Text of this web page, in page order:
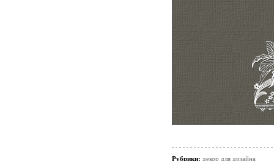
Рубрики: декор для дизайна